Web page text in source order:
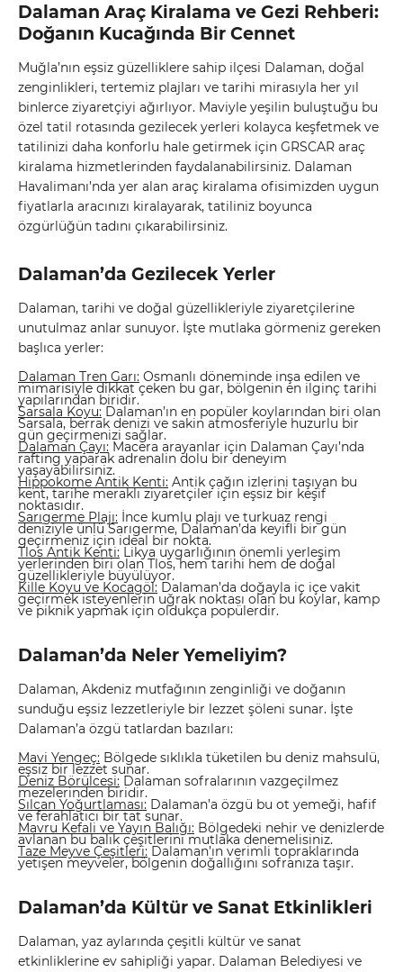
Dalaman Araç Kiralama ve Gezi Rehberi:
Doğanın Kucağında Bir Cennet
Muğla’nın eşsiz güzelliklere sahip ilçesi Dalaman, doğal
zenginlikleri, tertemiz plajları ve tarihi mirasıyla her yıl
binlerce ziyaretçiyi ağırlıyor. Maviyle yeşilin buluştuğu bu
özel tatil rotasında gezilecek yerleri kolayca keşfetmek ve
tatilinizi daha konforlu hale getirmek için GRSCAR araç
kiralama hizmetlerinden faydalanabilirsiniz. Dalaman
Havalimanı’nda yer alan araç kiralama ofisimizden uygun
fiyatlarla aracınızı kiralayarak, tatiliniz boyunca
özgürlüğün tadını çıkarabilirsiniz.
Dalaman’da Gezilecek Yerler
Dalaman, tarihi ve doğal güzellikleriyle ziyaretçilerine
unutulmaz anlar sunuyor. İşte mutlaka görmeniz gereken
başlıca yerler:
Dalaman Tren Garı: Osmanlı döneminde inşa edilen ve
mimarisiyle dikkat çeken bu gar, bölgenin en ilginç tarihi
yapılarından biridir.
Sarsala Koyu: Dalaman’ın en popüler koylarından biri olan
Sarsala, berrak denizi ve sakin atmosferiyle huzurlu bir
gün geçirmenizi sağlar.
Dalaman Çayı: Macera arayanlar için Dalaman Çayı’nda
rafting yaparak adrenalin dolu bir deneyim
yaşayabilirsiniz.
Hippokome Antik Kenti: Antik çağın izlerini taşıyan bu
kent, tarihe meraklı ziyaretçiler için eşsiz bir keşif
noktasıdır.
Sarıgerme Plajı: İnce kumlu plajı ve turkuaz rengi
deniziyle ünlü Sarıgerme, Dalaman’da keyifli bir gün
geçirmeniz için ideal bir nokta.
Tlos Antik Kenti: Likya uygarlığının önemli yerleşim
yerlerinden biri olan Tlos, hem tarihi hem de doğal
güzellikleriyle büyülüyor.
Kille Koyu ve Kocagöl: Dalaman’da doğayla iç içe vakit
geçirmek isteyenlerin uğrak noktası olan bu koylar, kamp
ve piknik yapmak için oldukça popülerdir.
Dalaman’da Neler Yemeliyim?
Dalaman, Akdeniz mutfağının zenginliği ve doğanın
sunduğu eşsiz lezzetleriyle bir lezzet şöleni sunar. İşte
Dalaman’a özgü tatlardan bazıları:
Mavi Yengeç: Bölgede sıklıkla tüketilen bu deniz mahsulü,
eşsiz bir lezzet sunar.
Deniz Börülcesi: Dalaman sofralarının vazgeçilmez
mezelerinden biridir.
Sılcan Yoğurtlaması: Dalaman’a özgü bu ot yemeği, hafif
ve ferahlatıcı bir tat sunar.
Mavru Kefali ve Yayın Balığı: Bölgedeki nehir ve denizlerde
avlanan bu balık çeşitlerini mutlaka denemelisiniz.
Taze Meyve Çeşitleri: Dalaman’ın verimli topraklarında
yetişen meyveler, bölgenin doğallığını sofranıza taşır.
Dalaman’da Kültür ve Sanat Etkinlikleri
Dalaman, yaz aylarında çeşitli kültür ve sanat
etkinliklerine ev sahipliği yapar. Dalaman Belediyesi ve